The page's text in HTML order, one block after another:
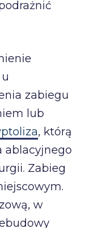
zabiegu
lub
, którą
ablacyjnego
Zabieg
w